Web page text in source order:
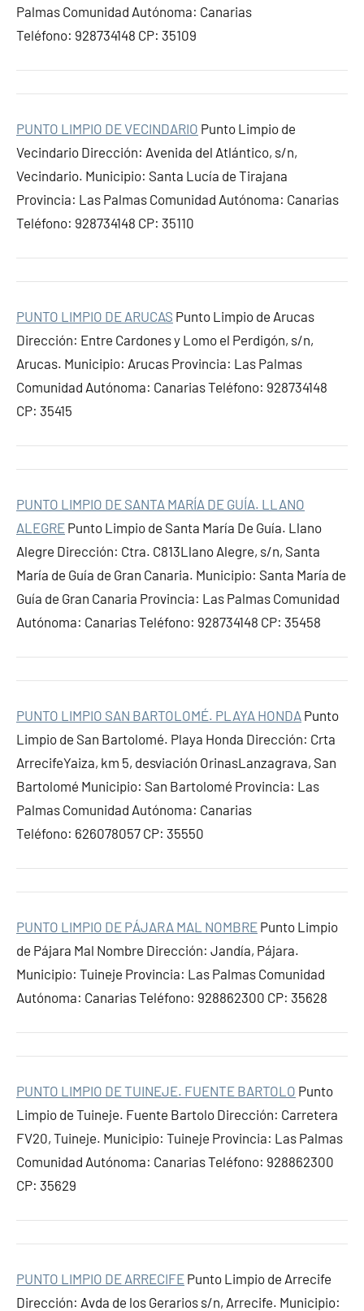
Palmas Comunidad Autónoma: Canarias
Teléfono: 928734148 CP: 35109
PUNTO LIMPIO DE VECINDARIO Punto Limpio de
Vecindario Dirección: Avenida del Atlántico, s/n,
Vecindario. Municipio: Santa Lucía de Tirajana
Provincia: Las Palmas Comunidad Autónoma: Canarias
Teléfono: 928734148 CP: 35110
PUNTO LIMPIO DE ARUCAS Punto Limpio de Arucas
Dirección: Entre Cardones y Lomo el Perdigón, s/n,
Arucas. Municipio: Arucas Provincia: Las Palmas
Comunidad Autónoma: Canarias Teléfono: 928734148
CP: 35415
PUNTO LIMPIO DE SANTA MARÍA DE GUÍA. LLANO
ALEGRE Punto Limpio de Santa María De Guía. Llano
Alegre Dirección: Ctra. C813Llano Alegre, s/n, Santa
María de Guía de Gran Canaria. Municipio: Santa María de
Guía de Gran Canaria Provincia: Las Palmas Comunidad
Autónoma: Canarias Teléfono: 928734148 CP: 35458
PUNTO LIMPIO SAN BARTOLOMÉ. PLAYA HONDA Punto
Limpio de San Bartolomé. Playa Honda Dirección: Crta
ArrecifeYaiza, km 5, desviación OrinasLanzagrava, San
Bartolomé Municipio: San Bartolomé Provincia: Las
Palmas Comunidad Autónoma: Canarias
Teléfono: 626078057 CP: 35550
PUNTO LIMPIO DE PÁJARA MAL NOMBRE Punto Limpio
de Pájara Mal Nombre Dirección: Jandía, Pájara.
Municipio: Tuineje Provincia: Las Palmas Comunidad
Autónoma: Canarias Teléfono: 928862300 CP: 35628
PUNTO LIMPIO DE TUINEJE. FUENTE BARTOLO Punto
Limpio de Tuineje. Fuente Bartolo Dirección: Carretera
FV20, Tuineje. Municipio: Tuineje Provincia: Las Palmas
Comunidad Autónoma: Canarias Teléfono: 928862300
CP: 35629
PUNTO LIMPIO DE ARRECIFE Punto Limpio de Arrecife
Dirección: Avda de los Gerarios s/n, Arrecife. Municipio: